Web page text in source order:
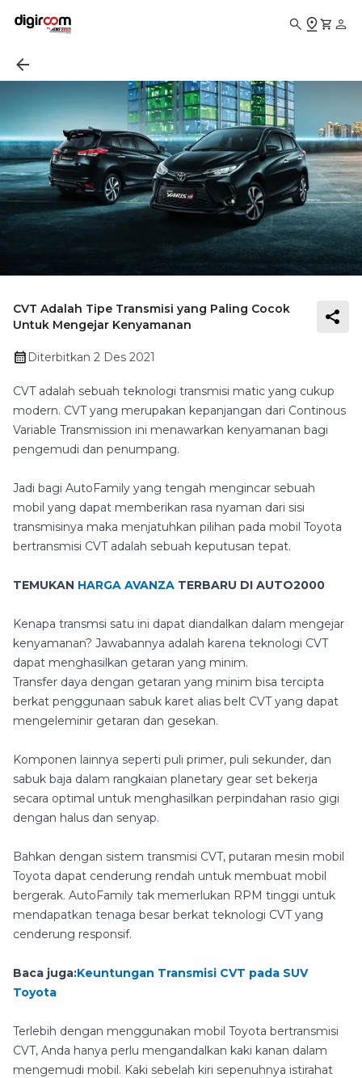
CVT Adalah Tipe Transmisi yang Paling Cocok
Untuk Mengejar Kenyamanan
Diterbitkan 2 Des 2021
CVT adalah sebuah teknologi transmisi matic yang cukup
modern. CVT yang merupakan kepanjangan dari Continous
Variable Transmission ini menawarkan kenyamanan bagi
pengemudi dan penumpang.
Jadi bagi AutoFamily yang tengah mengincar sebuah
mobil yang dapat memberikan rasa nyaman dari sisi
transmisinya maka menjatuhkan pilihan pada mobil Toyota
bertransmisi CVT adalah sebuah keputusan tepat.
TEMUKAN HARGA AVANZA TERBARU DI AUTO2000
Kenapa transmsi satu ini dapat diandalkan dalam mengejar
kenyamanan? Jawabannya adalah karena teknologi CVT
dapat menghasilkan getaran yang minim.
Transfer daya dengan getaran yang minim bisa tercipta
berkat penggunaan sabuk karet alias belt CVT yang dapat
mengeleminir getaran dan gesekan.
Komponen lainnya seperti puli primer, puli sekunder, dan
sabuk baja dalam rangkaian planetary gear set bekerja
secara optimal untuk menghasilkan perpindahan rasio gigi
dengan halus dan senyap.
Bahkan dengan sistem transmisi CVT, putaran mesin mobil
Toyota dapat cenderung rendah untuk membuat mobil
bergerak. AutoFamily tak memerlukan RPM tinggi untuk
mendapatkan tenaga besar berkat teknologi CVT yang
cenderung responsif.
Baca juga:Keuntungan Transmisi CVT pada SUV
Toyota
Terlebih dengan menggunakan mobil Toyota bertransmisi
CVT, Anda hanya perlu mengandalkan kaki kanan dalam
mengemudi mobil. Kaki sebelah kiri sepenuhnya istirahat